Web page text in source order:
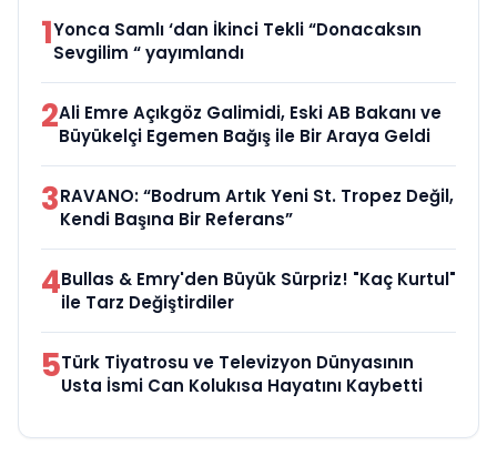
1Yonca Samlı ‘dan İkinci Tekli “Donacaksın
Sevgilim “ yayımlandı
2Ali Emre Açıkgöz Galimidi, Eski AB Bakanı ve
Büyükelçi Egemen Bağış ile Bir Araya Geldi
3RAVANO: “Bodrum Artık Yeni St. Tropez Değil,
Kendi Başına Bir Referans”
4Bullas & Emry'den Büyük Sürpriz! "Kaç Kurtul"
ile Tarz Değiştirdiler
5Türk Tiyatrosu ve Televizyon Dünyasının
Usta İsmi Can Kolukısa Hayatını Kaybetti